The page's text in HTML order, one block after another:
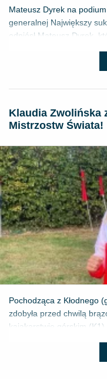
Mateusz Dyrek na
generalnej Największy
odniósł Mateusz Dyrek,
Klaudia Zwolińska
Mistrzostw Świata!
Pochodząca z Kłodnego
zdobyła przed chwilą
kajakarstwie górskim (K1)